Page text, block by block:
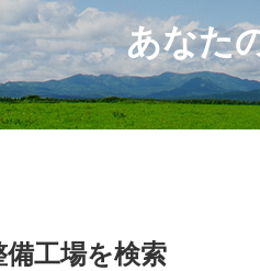
あなた
工場を検索